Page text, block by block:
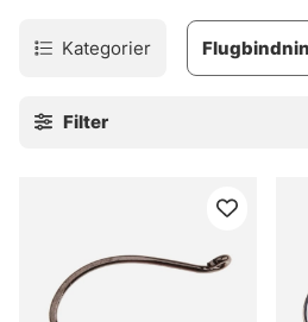
Kategorier
Filter